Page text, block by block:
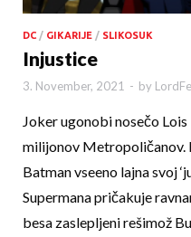
DC / GIKARIJE / SLIKOSUK
Injustice
3. November, 2021 - by
Joker ugonobi nosečo Lois
milijonov Metropoličanov.
Batman vseeno lajna svoj
Supermana pričakuje
besa zaslepljeni rešimož